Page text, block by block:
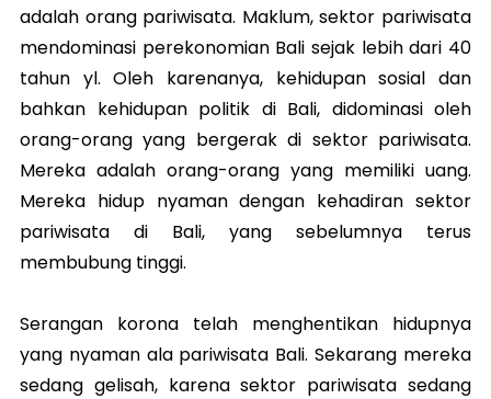
adalah orang pariwisata. Maklum, sektor pariwisata
mendominasi perekonomian Bali sejak lebih dari 40
tahun yl. Oleh karenanya, kehidupan sosial dan
bahkan kehidupan politik di Bali, didominasi oleh
orang-orang yang bergerak di sektor pariwisata.
Mereka adalah orang-orang yang memiliki uang.
Mereka hidup nyaman dengan kehadiran sektor
pariwisata di Bali, yang sebelumnya terus
membubung tinggi.
Serangan korona telah menghentikan hidupnya
yang nyaman ala pariwisata Bali. Sekarang mereka
sedang gelisah, karena sektor pariwisata sedang